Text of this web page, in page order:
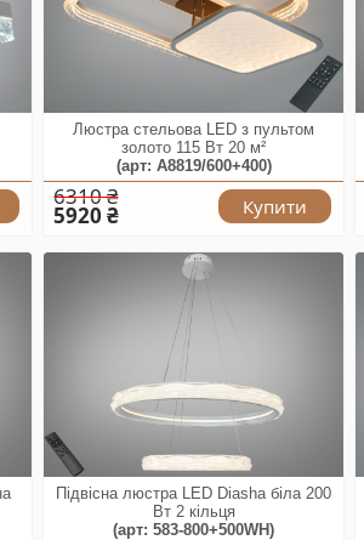
Люстра стельова LED з пультом
золото 115 Вт 20 м²
(арт: A8819/600+400)
6310 ₴
5920 ₴ Купити
Підвісна люстра LED Diasha біла 200
Вт 2 кільця
(арт: 583-800+500WH)